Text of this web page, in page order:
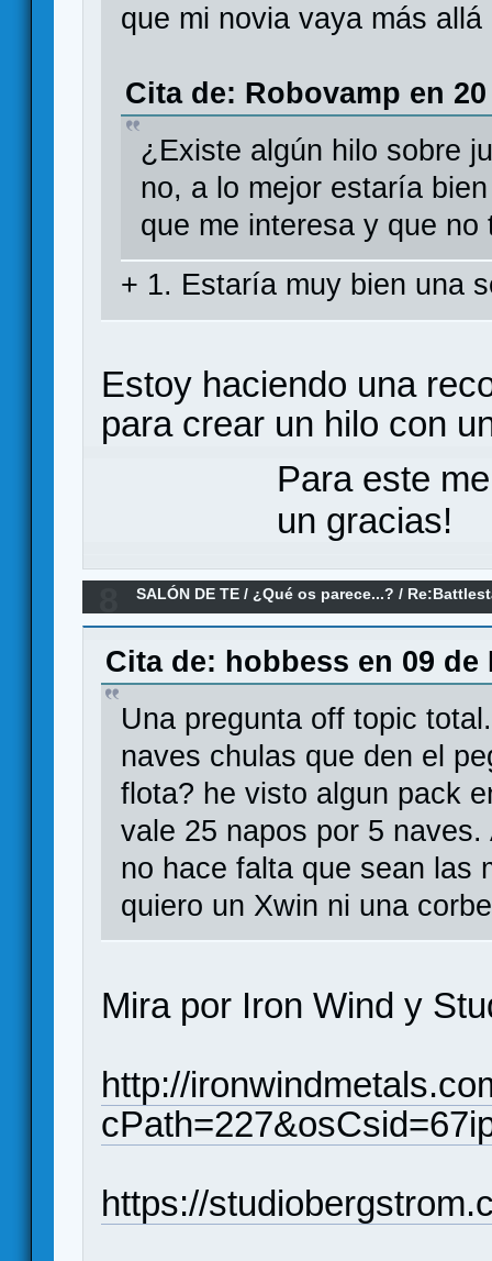
que mi novia vaya más
Cita de: Robovamp en
¿Existe algún hilo sobre
no, a lo mejor estaría
que me interesa y que
+ 1. Estaría muy bien una
Estoy haciendo una
para crear un hilo con
Para este
un gracias!
SALÓN DE TE / ¿Qué os parece...? /
Cita de: hobbess en 09 de
Una pregunta off topic
naves chulas que den el
flota? he visto algun pack
vale 25 napos por 5
no hace falta que sean las
quiero un Xwin ni una
Mira por Iron Wind y
http://
https://